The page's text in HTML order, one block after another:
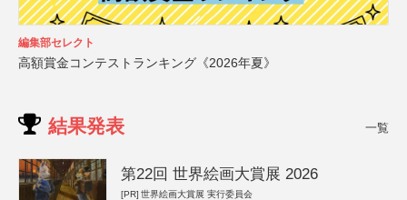
編集部セレクト
高額賞金コンテストランキング《2026年夏》
結果発表 一覧
第22回 世界絵画大賞展 2026
[PR] 世界絵画大賞展 実行委員会